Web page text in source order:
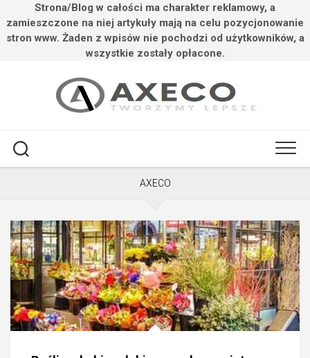
Strona/Blog w całości ma charakter reklamowy, a
zamieszczone na niej artykuły mają na celu pozycjonowanie
stron www. Żaden z wpisów nie pochodzi od użytkowników, a
wszystkie zostały opłacone.
AXECO